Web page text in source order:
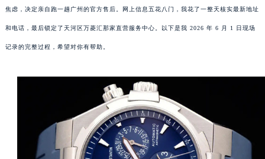
焦虑，决定亲自跑一趟广州的官方售后。网上信息五花八门，我花了一整天核实最新地址
和电话，最后锁定了天河区万菱汇那家直营服务中心。以下是我 2026 年 6 月 1 日现场
记录的完整过程，希望对你有帮助。